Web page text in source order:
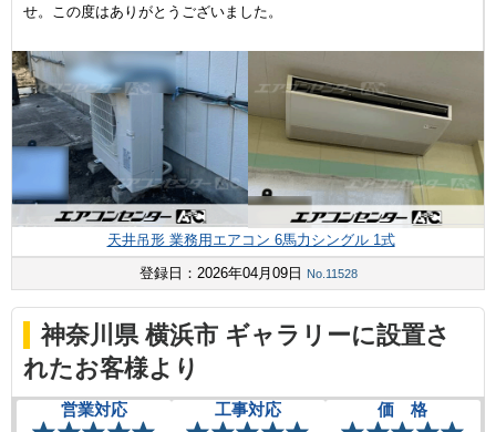
せ。この度はありがとうございました。
天井吊形 業務用エアコン 6馬力シングル 1式
登録日：2026年04月09日
No.11528
神奈川県 横浜市 ギャラリーに設置さ
れたお客様より
営業対応 工事対応 価 格